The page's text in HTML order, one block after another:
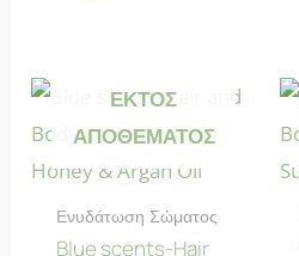
ΕΚΤΌΣ
ΑΠΟΘΈΜΑΤΟΣ
Ενυδάτωση Σώματος
Blue scents-Hair